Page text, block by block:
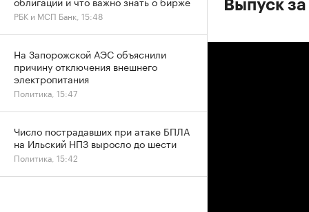
Выпуск
РБК и МСП Банк, 15:48
На Запорожской АЭС объяснили
причину отключения внешнего
электропитания
Политика, 15:47
Число пострадавших при атаке БПЛА
на Ильский НПЗ выросло до шести
Политика, 15:42